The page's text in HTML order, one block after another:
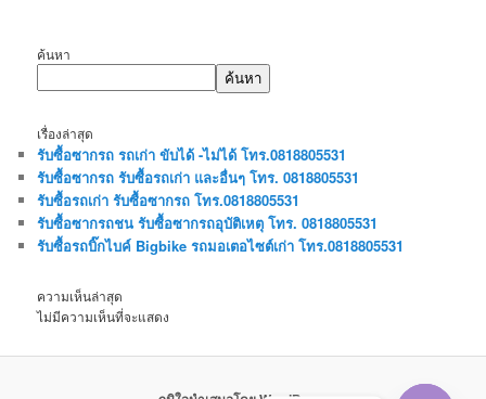
ค้นหา
ค้นหา
เรื่องล่าสุด
รับซื้อซากรถ รถเก่า ขับได้ -ไม่ได้ โทร.0818805531
รับซื้อซากรถ รับซื้อรถเก่า และอื่นๆ โทร. 0818805531
รับซื้อรถเก่า รับซื้อซากรถ โทร.0818805531
รับซื้อซากรถชน รับซื้อซากรถอุบัติเหตุ โทร. 0818805531
รับซื้อรถบิ๊กไบค์ Bigbike รถมอเตอไซต์เก่า โทร.0818805531
ความเห็นล่าสุด
ไม่มีความเห็นที่จะแสดง